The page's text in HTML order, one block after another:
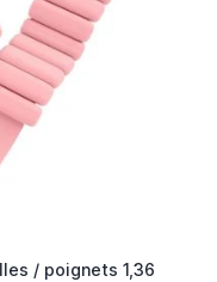
/ poignets 1,36